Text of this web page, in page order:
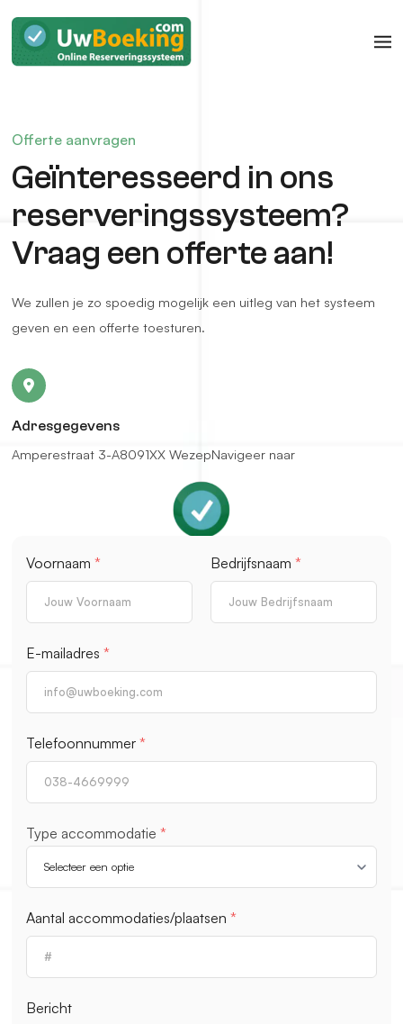
Offerte aanvragen
Geïnteresseerd in ons
reserveringssysteem?
Vraag een offerte aan!
We zullen je zo spoedig mogelijk een uitleg van het systeem
geven en een offerte toesturen.
Adresgegevens
Amperestraat 3-A8091XX WezepNavigeer naar
Voornaam * Bedrijfsnaam *
E-mailadres *
Telefoonnummer *
Type accommodatie *
Aantal accommodaties/plaatsen *
Bericht